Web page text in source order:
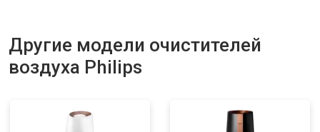
Другие модели очистителей
воздуха Philips